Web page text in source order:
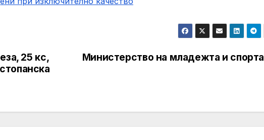
Министерство на младежта и спорта
25 кс,